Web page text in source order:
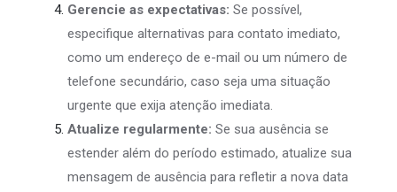
Gerencie as expectativas: Se possível,
especifique alternativas para contato imediato,
como um endereço de e-mail ou um número de
telefone secundário, caso seja uma situação
urgente que exija atenção imediata.
Atualize regularmente: Se sua ausência se
estender além do período estimado, atualize sua
mensagem de ausência para refletir a nova data